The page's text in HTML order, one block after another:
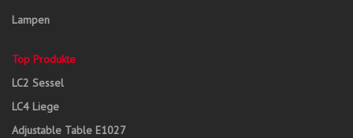
Lampen
Top Produkte
LC2 Sessel
LC4 Liege
Adjustable Table E1027